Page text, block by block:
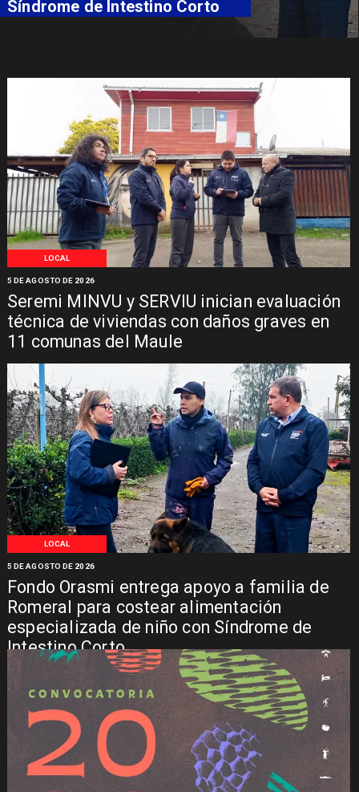
LOCAL
Seremi MINVU y SERVIU inician evaluación
técnica de viviendas con daños graves en
11 comunas del Maule
5 DE AGOSTO DE 2026
LOCAL
Fondo Orasmi entrega apoyo a familia de
Romeral para costear alimentación
especializada de niño con Síndrome de
Intestino Corto
5 DE AGOSTO DE 2026
Síndrome de Intestino Corto